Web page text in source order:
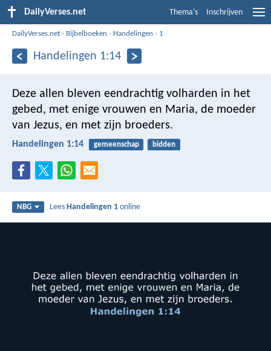
DailyVerses.net Thema's Inschrijven
DailyVerses.net › Bijbelboeken › Handelingen › 1
Handelingen 1:14
Deze allen bleven eendrachtig volharden in het
gebed, met enige vrouwen en Maria, de moeder
van Jezus, en met zijn broeders.
Handelingen 1:14 gemeenschap bidden
NBG LeesHandelingen 1 online